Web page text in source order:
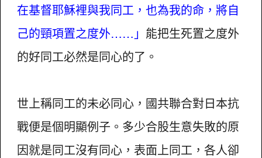
在基督耶穌裡與我同工，也為我的命，將自
己的頸項置之度外……」 能把生死置之度外
的好同工必然是同心的了。
世上稱同工的未必同心，國共聯合對日本抗
戰便是個明顯例子。多少合股生意失敗的原
因就是同工沒有同心，表面上同工，各人卻